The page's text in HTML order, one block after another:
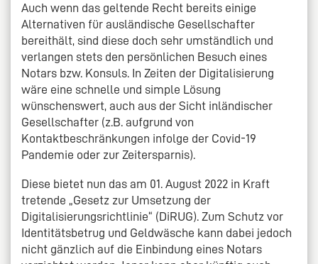
Auch wenn das geltende Recht bereits einige
Alternativen für ausländische Gesellschafter
bereithält, sind diese doch sehr umständlich und
verlangen stets den persönlichen Besuch eines
Notars bzw. Konsuls. In Zeiten der Digitalisierung
wäre eine schnelle und simple Lösung
wünschenswert, auch aus der Sicht inländischer
Gesellschafter (z.B. aufgrund von
Kontaktbeschränkungen infolge der Covid-19
Pandemie oder zur Zeitersparnis).
Diese bietet nun das am 01. August 2022 in Kraft
tretende „Gesetz zur Umsetzung der
Digitalisierungsrichtlinie“ (DiRUG). Zum Schutz vor
Identitätsbetrug und Geldwäsche kann dabei jedoch
nicht gänzlich auf die Einbindung eines Notars